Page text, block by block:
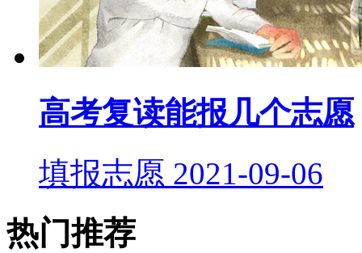
高考复读能报几个志愿
填报志愿 2021-09-06
热门推荐